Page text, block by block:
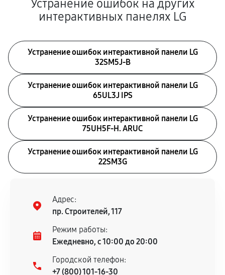
Устранение ошибок на других
интерактивных панелях LG
Устранение ошибок интерактивной панели LG
32SM5J-B
Устранение ошибок интерактивной панели LG
65UL3J IPS
Устранение ошибок интерактивной панели LG
75UH5F-H. ARUC
Устранение ошибок интерактивной панели LG
22SM3G
Адрес:
пр. Строителей, 117
Режим работы:
Ежедневно, с 10:00 до 20:00
Городской телефон:
+7 (800) 101-16-30